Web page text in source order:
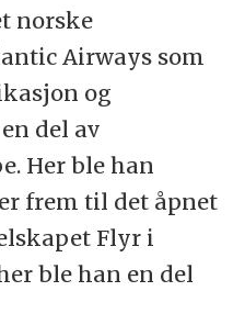
norske
Airways som
og
del av
Her ble han
frem til det åpnet
Flyr i
ble han en del